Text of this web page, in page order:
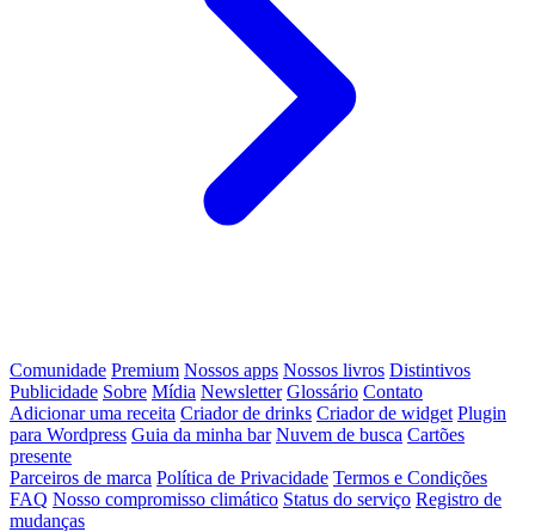
Comunidade Premium Nossos apps Nossos livros Distintivos
Publicidade Sobre Mídia Newsletter Glossário Contato
Adicionar uma receita Criador de drinks Criador de widget Plugin
para Wordpress Guia da minha bar Nuvem de busca Cartões
presente
Parceiros de marca Política de Privacidade Termos e Condições
FAQ Nosso compromisso climático Status do serviço Registro de
mudanças